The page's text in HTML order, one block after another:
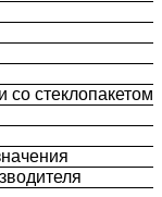
стеклопакетом